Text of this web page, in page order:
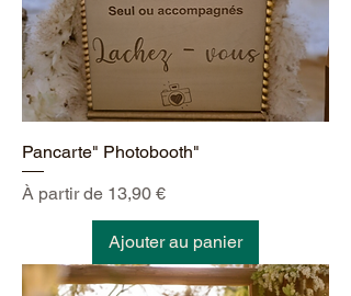
Pancarte" Photobooth"
À partir de 13,90 €
Prix promotionnel
Ajouter au panier